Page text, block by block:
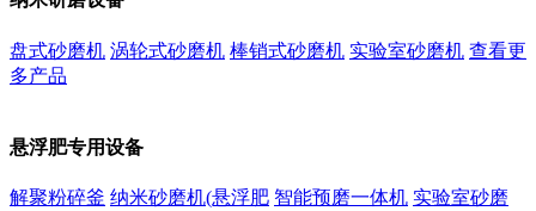
盘式砂磨机 涡轮式砂磨机 棒销式砂磨机 实验室砂磨机 查看更
多产品
悬浮肥专用设备
解聚粉碎釜 纳米砂磨机(悬浮肥 智能预磨一体机 实验室砂磨